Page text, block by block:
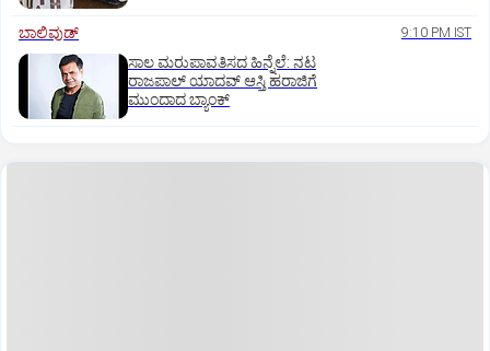
ಬಾಲಿವುಡ್‌ 9:10 PM IST
ಸಾಲ ಮರುಪಾವತಿಸದ ಹಿನ್ನೆಲೆ: ನಟ
ರಾಜಪಾಲ್ ಯಾದವ್‌ ಆಸ್ತಿ ಹರಾಜಿಗೆ
ಮುಂದಾದ ಬ್ಯಾಂಕ್